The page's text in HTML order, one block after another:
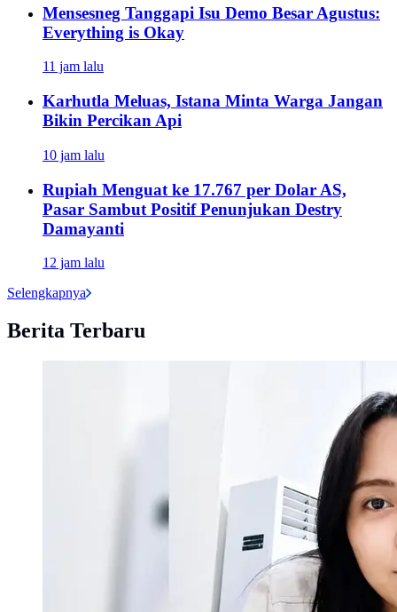
Mensesneg Tanggapi Isu Demo Besar Agustus:
Everything is Okay
11 jam lalu
Karhutla Meluas, Istana Minta Warga Jangan
Bikin Percikan Api
10 jam lalu
Rupiah Menguat ke 17.767 per Dolar AS,
Pasar Sambut Positif Penunjukan Destry
Damayanti
12 jam lalu
Selengkapnya
Berita Terbaru